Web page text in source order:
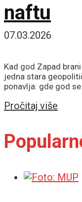
naftu
07.03.2026
Kad god Zapad
jedna stara
ponavlja: gde god
Pročitaj više